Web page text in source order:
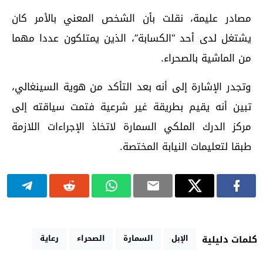
مصادر عليمة، نقلت بأن الشخص المعني بالأمر كان
يشتغل لدى أحد “الكسابة”، الذين يمتلكون عددا مهما
من الماشية بالصحراء.
وتجدر الإشارة إلى أنه بعد التأكد من هوية السينغالي،
تبين أنه يقيم بطريقة غير شرعية فتمت سياقته إلى
مركز الدرك الملكي السمارة لاتخاذ الإجراءات اللازمة
طبقا لتعليمات النيابة المختصة.
كلمات دليلية الإبل السمارة الصحراء رعاية